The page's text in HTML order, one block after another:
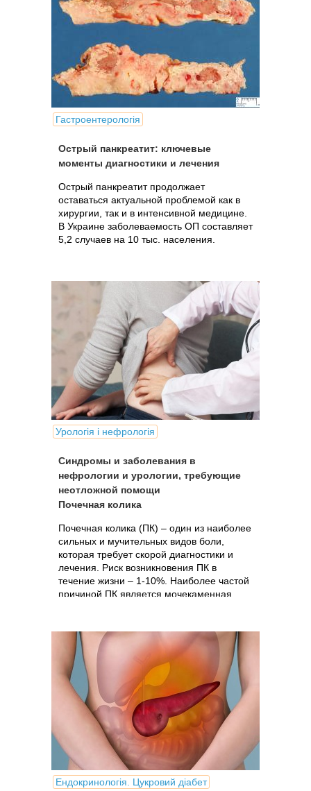
Гастроентерологія
Острый панкреатит: ключевые
моменты диагностики и лечения
Острый панкреатит продолжает
оставаться актуальной проблемой как в
хирургии, так и в интенсивной медицине.
В Украине заболеваемость ОП составляет
5,2 случаев на 10 тыс. населения.
Урологія і нефрологія
Синдромы и заболевания в
нефрологии и урологии, требующие
неотложной помощи
Почечная колика
Почечная колика (ПК) – один из наиболее
сильных и мучительных видов боли,
которая требует скорой диагностики и
лечения. Риск возникновения ПК в
течение жизни – 1-10%. Наиболее частой
причиной ПК является мочекаменная
Ендокринологія. Цукровий діабет